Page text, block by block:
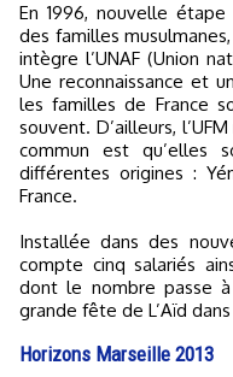
En 1996, nouvelle étape
des familles
intègre l’UNAF (Union
Une reconnaissance et
les familles de France
souvent. D’ailleurs,
commun est qu’elles
différentes origines :
France.
Installée dans des
compte cinq salariés
dont le nombre passe
grande fête de L’Aïd
Horizons Marseille 2013